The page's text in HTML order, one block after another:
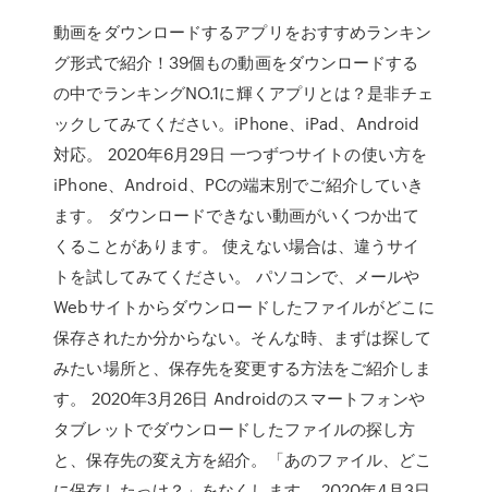
動画をダウンロードするアプリをおすすめランキン
グ形式で紹介！39個もの動画をダウンロードする
の中でランキングNO.1に輝くアプリとは？是非チェ
ックしてみてください。iPhone、iPad、Android
対応。 2020年6月29日 一つずつサイトの使い方を
iPhone、Android、PCの端末別でご紹介していき
ます。 ダウンロードできない動画がいくつか出て
くることがあります。 使えない場合は、違うサイ
トを試してみてください。 パソコンで、メールや
Webサイトからダウンロードしたファイルがどこに
保存されたか分からない。そんな時、まずは探して
みたい場所と、保存先を変更する方法をご紹介しま
す。 2020年3月26日 Androidのスマートフォンや
タブレットでダウンロードしたファイルの探し方
と、保存先の変え方を紹介。「あのファイル、どこ